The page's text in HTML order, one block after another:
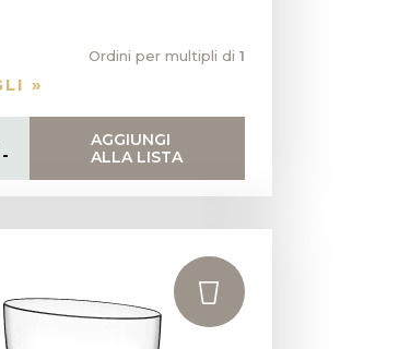
Ordini per multipli di 1
»
AGGIUNGI
ALLA LISTA